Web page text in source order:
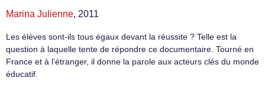
Marina Julienne, 2011
Les élèves sont-ils tous égaux devant la réussite ? Telle est la
question à laquelle tente de répondre ce documentaire. Tourné en
France et à l’étranger, il donne la parole aux acteurs clés du monde
éducatif.